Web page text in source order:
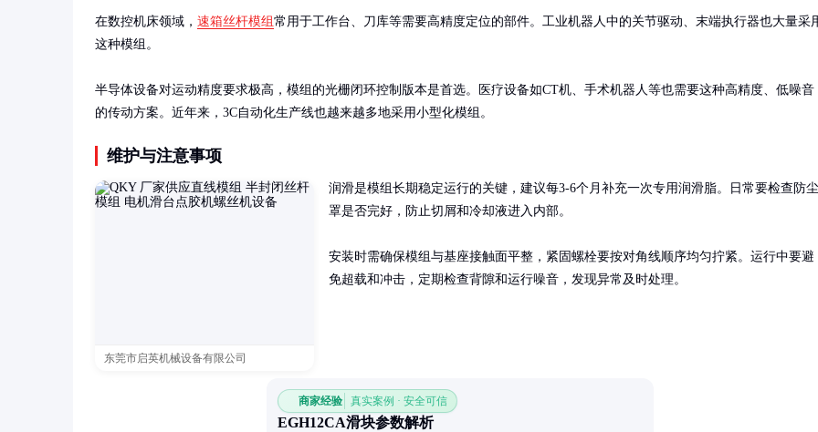
在数控机床领域， 速箱丝杆模组 常用于工作台、刀库等需要高精度定位的部件。工业机器人中的关节驱动、末端执行器也大量采
这种模组。
半导体设备对运动精度要求极高，模组的光栅闭环控制版本是首选。医疗设备如CT机、手术机器人等也需要这种高精度、低噪音
的传动方案。近年来，3C自动化生产线也越来越多地采用小型化模组。
维护与注意事项
东莞市启英机械设备有限公司
润滑是模组长期稳定运行的关键，建议每3-6个月补充一次专用润滑脂。日常要检查防尘
罩是否完好，防止切屑和冷却液进入内部。
安装时需确保模组与基座接触面平整，紧固螺栓要按对角线顺序均匀拧紧。运行中要避
免超载和冲击，定期检查背隙和运行噪音，发现异常及时处理。
商家经验 真实案例 · 安全可信
EGH12CA滑块参数解析